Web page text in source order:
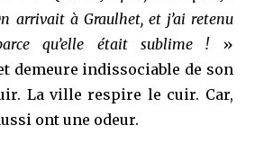
arrivait à Graulhet, et j’ai retenu
qu’elle était sublime ! »
demeure indissociable de son
La ville respire le cuir. Car,
ont une odeur.